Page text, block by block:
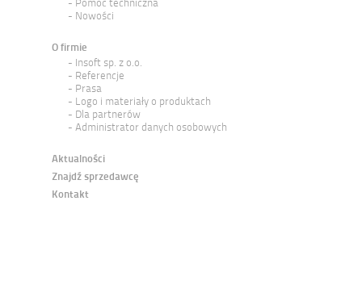
Pomoc techniczna
Nowości
O firmie
Insoft sp. z o.o.
Referencje
Prasa
Logo i materiały o produktach
Dla partnerów
Administrator danych osobowych
Aktualności
Znajdź sprzedawcę
Kontakt